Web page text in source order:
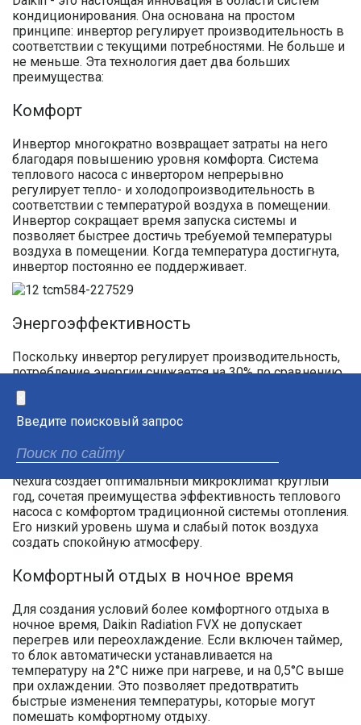
Введите поисковый запрос
кондиционирования. Она основана на простом
принципе: инвертор регулирует производительность в
соответствии с текущими потребностями. Не больше и
не меньше. Эта технология дает два больших
преимущества:
Комфорт
Инвертор многократно возвращает затраты на него
благодаря повышению уровня комфорта. Система
теплового насоса с инвертором непрерывно
регулирует тепло- и холодопроизводительность в
соответствии с температурой воздуха в помещении.
Инвертор сокращает время запуска системы и
позволяет быстрее достичь требуемой температуры
воздуха в помещении. Когда температура достигнута,
инвертор постоянно ее поддерживает.
Энергоэффективность
Поскольку инвертор регулирует производительность,
потребление энергии снижается на 30% по сравнению
с традиционной системой вкл/выкл!
Максимальный комфорт
Nexura создает оптимальный микроклимат круглый
год, сочетая преимущества эффективность теплового
насоса с комфортом традиционной системы отопления.
Его низкий уровень шума и слабый поток воздуха
создать спокойную атмосферу.
Комфортный отдых в ночное время
Для создания условий более комфортного отдыха в
ночное время, Daikin Radiation FVX не допускает
перегрев или переохлаждение. Если включен таймер,
то блок автоматически устанавливается на
температуру на 2°C ниже при нагреве, и на 0,5°C выше
при охлаждении. Это позволяет предотвратить
быстрые изменения температуры, которые могут
помешать комфортному отдыху.